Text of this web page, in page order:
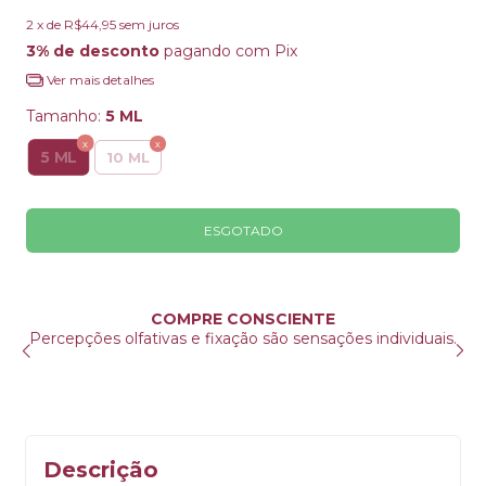
2 x de R$44,95 sem juros
3% de desconto pagando com Pix
Ver mais detalhes
Tamanho: 5 ML
5 ML 10 ML
individuais.
DESCRIÇÕES DE
Leia ATENTAMENTE as descrições de
Verifique todas as informações antes
Descrição